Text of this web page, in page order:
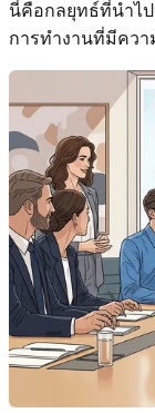
นี่คือกลยุทธ์ที่นำไ
การทำงานที่มีควา